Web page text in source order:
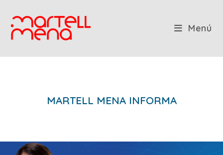
contenido
Menú
MARTELL MENA INFORMA